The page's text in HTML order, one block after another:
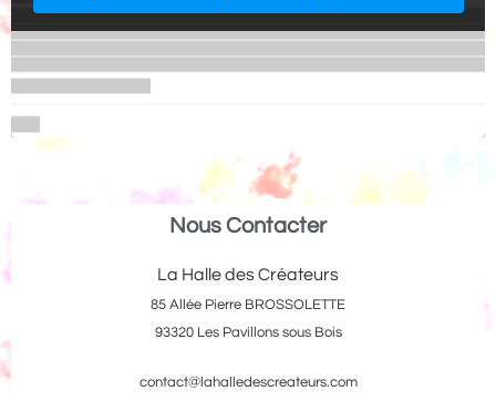
Nous Contacter
La Halle des Créateurs
85 Allée Pierre BROSSOLETTE
93320 Les Pavillons sous Bois
contact@lahalledescreateurs.com